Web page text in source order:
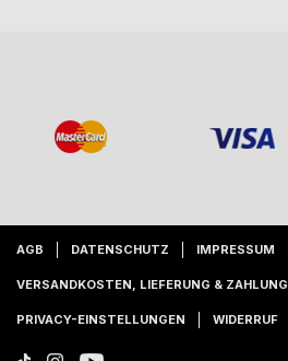
AGB DATENSCHUTZ IMPRESSUM
VERSANDKOSTEN, LIEFERUNG & ZAHLUNG
PRIVACY-EINSTELLUNGEN WIDERRUF